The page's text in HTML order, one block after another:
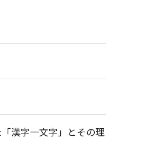
漢字一文字」とその理